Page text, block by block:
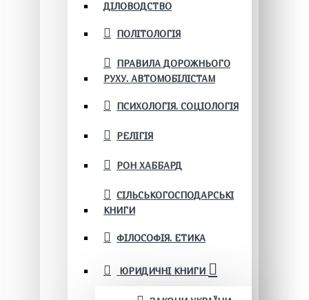
ДІЛОВОДСТВО
ПОЛІТОЛОГІЯ
ПРАВИЛА ДОРОЖНЬОГО
РУХУ. АВТОМОБІЛІСТАМ
ПСИХОЛОГІЯ. СОЦІОЛОГІЯ
РЕЛІГІЯ
РОН ХАББАРД
СІЛЬСЬКОГОСПОДАРСЬКІ
КНИГИ
ФІЛОСОФІЯ. ЕТИКА
ЮРИДИЧНІ КНИГИ